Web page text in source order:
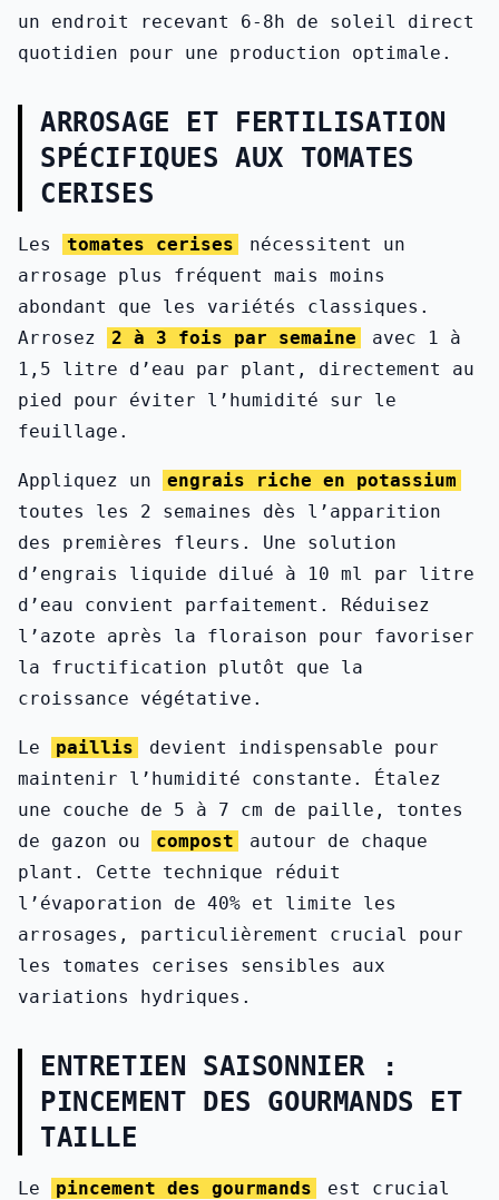
un endroit recevant 6-8h de soleil direct
quotidien pour une production optimale.
ARROSAGE ET FERTILISATION
SPÉCIFIQUES AUX TOMATES
CERISES
Les tomates cerises
nécessitent un
arrosage plus fréquent mais moins
abondant que les variétés classiques.
Arrosez
2 à 3 fois par semaine
avec 1 à
1,5 litre d’eau par plant, directement au
pied pour éviter l’humidité sur le
feuillage.
Appliquez un
engrais riche en potassium
toutes les 2 semaines dès l’apparition
des premières fleurs. Une solution
d’engrais liquide dilué à 10 ml par litre
d’eau convient parfaitement. Réduisez
l’azote après la floraison pour favoriser
la fructification plutôt que la
croissance végétative.
Le paillis
devient indispensable pour
maintenir l’humidité constante. Étalez
une couche de 5 à 7 cm de paille, tontes
de gazon ou
compost
autour de chaque
plant. Cette technique réduit
l’évaporation de 40% et limite les
arrosages, particulièrement crucial pour
les tomates cerises sensibles aux
variations hydriques.
ENTRETIEN SAISONNIER :
PINCEMENT DES GOURMANDS ET
TAILLE
Le pincement des gourmands
est crucial